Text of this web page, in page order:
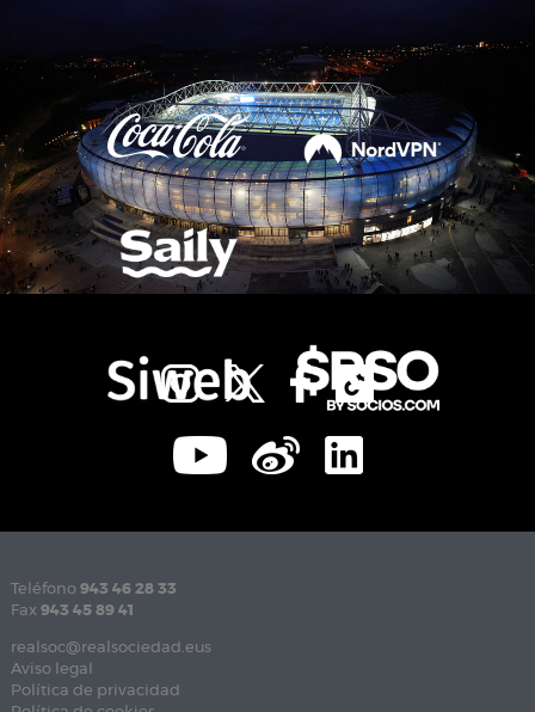
Teléfono 943 46 28 33
Fax 943 45 89 41
realsoc@realsociedad.eus
Aviso legal
Política de privacidad